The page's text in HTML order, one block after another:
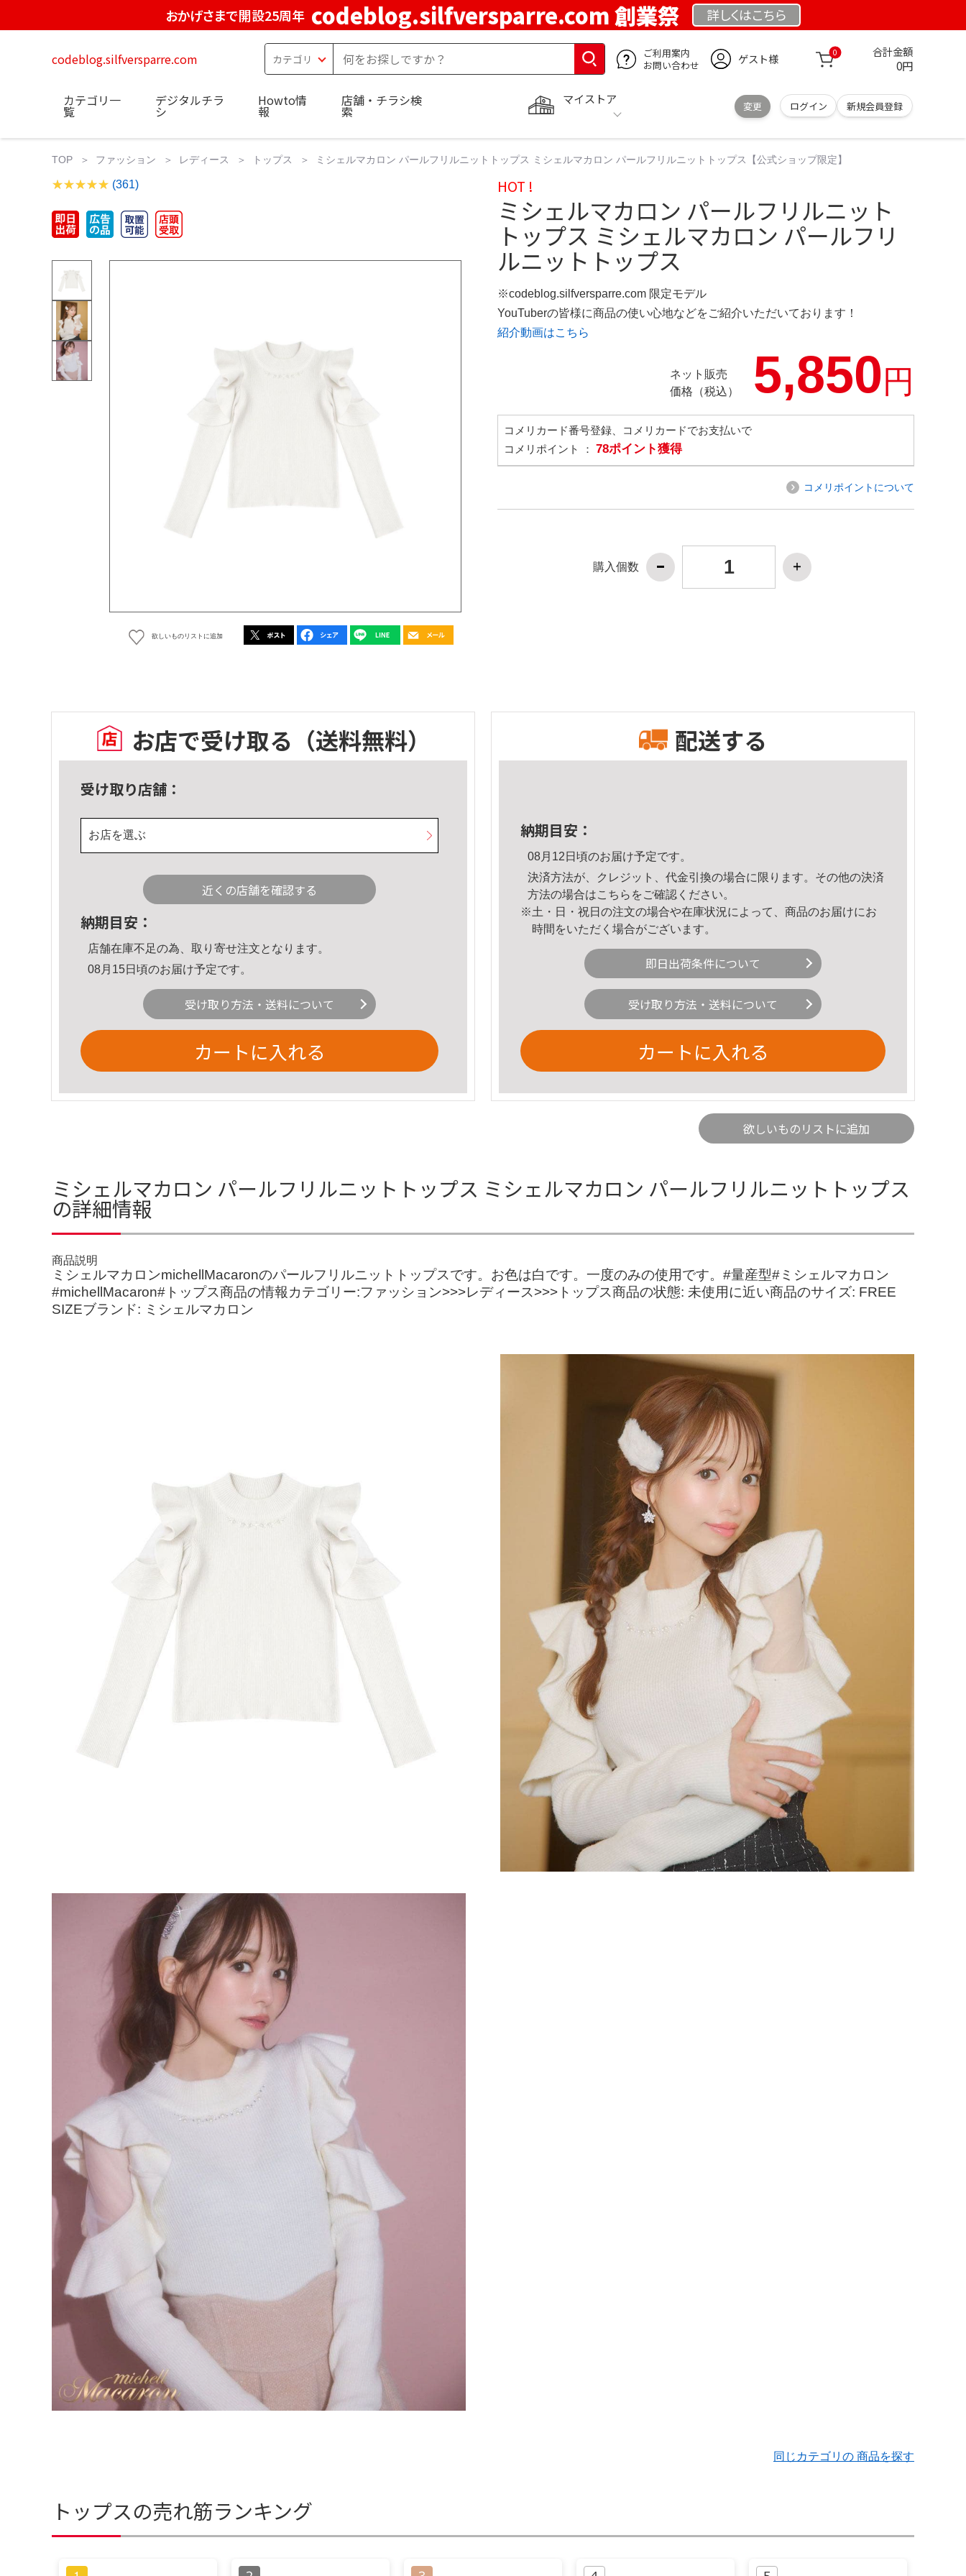
おかげさまで開設25周年 codeblog.silfversparre.com 創業祭 詳しくはこちら
codeblog.silfversparre.com
ご利用案内
お問い合わせ
ゲスト様 0 合計金額
0円
マイストア
変更 ログイン 新規会員登録
カテゴリ一
覧
デジタルチラ
シ
Howto情
報
店舗・チラシ検
索
TOP ファッション レディース トップス ミシェルマカロン パールフリルニットトップス ミシェルマカロン パールフリルニットトップス【公式ショップ限定】
(361)
欲しいものリストに追加
HOT !
ミシェルマカロン パールフリルニット
トップス ミシェルマカロン パールフリ
ルニットトップス
※codeblog.silfversparre.com 限定モデル
YouTuberの皆様に商品の使い心地などをご紹介いただいております！
紹介動画はこちら
ネット販売
価格（税込）
5,850円
コメリカード番号登録、コメリカードでお支払いで
コメリポイント ： 78ポイント獲得
コメリポイントについて
購入個数
お店で受け取る （送料無料）
受け取り店舗：
お店を選ぶ
近くの店舗を確認する
納期目安：
店舗在庫不足の為、取り寄せ注文となります。
08月15日頃のお届け予定です。
受け取り方法・送料について
カートに入れる
配送する
納期目安：
08月12日頃のお届け予定です。
決済方法が、クレジット、代金引換の場合に限ります。その他の決済
方法の場合はこちら をご確認ください。
※土・日・祝日の注文の場合や在庫状況によって、商品のお届けにお
時間をいただく場合がございます。
即日出荷条件について
受け取り方法・送料について
カートに入れる
欲しいものリストに追加
ミシェルマカロン パールフリルニットトップス ミシェルマカロン パールフリルニットトップス
の詳細情報
商品説明
ミシェルマカロンmichellMacaronのパールフリルニットトップスです。お色は白です。一度のみの使用です。#量産型#ミシェルマカロン
#michellMacaron#トップス商品の情報カテゴリー:ファッション>>>レディース>>>トップス商品の状態: 未使用に近い商品のサイズ: FREE
SIZEブランド: ミシェルマカロン
同じカテゴリの 商品を探す
トップスの売れ筋ランキング